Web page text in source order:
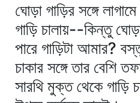
ঘোড়া গাড়ির সঙ্গে
গাড়ি চালায়--কিন্তু
পারে গাড়িটা আমার?
চাকার সঙ্গে তার বেশি
সারথি মুক্ত থেকে গাড়ি